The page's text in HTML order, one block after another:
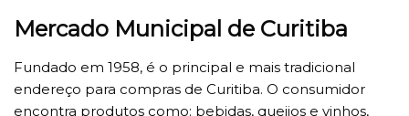
Mercado Municipal de Curitiba
Fundado em 1958, é o principal e mais tradicional
endereço para compras de Curitiba. O consumidor
encontra produtos como: bebidas, queijos e vinhos,